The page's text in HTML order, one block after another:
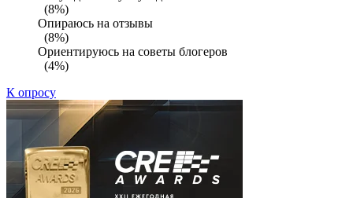
(8%)
Опираюсь на отзывы
(8%)
Ориентируюсь на советы блогеров
(4%)
К опросу